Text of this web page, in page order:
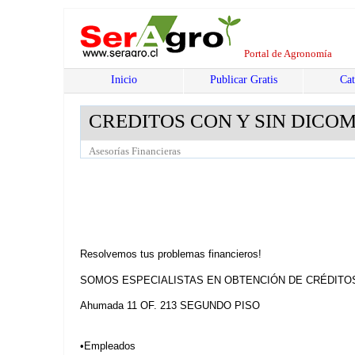
Portal de Agronomía
Inicio Publicar Gratis
CREDITOS CON Y SIN
Asesorías Financieras
Resolvemos tus problemas financieros!
SOMOS ESPECIALISTAS EN OBTENCIÓN DE
Ahumada 11 OF. 213 SEGUNDO PISO
•Empleados